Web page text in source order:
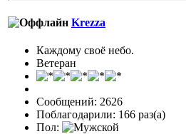
Krezza
Каждому своё небо.
Ветеран
Сообщений: 2626
Поблагодарили: 166 раз(а)
Пол: